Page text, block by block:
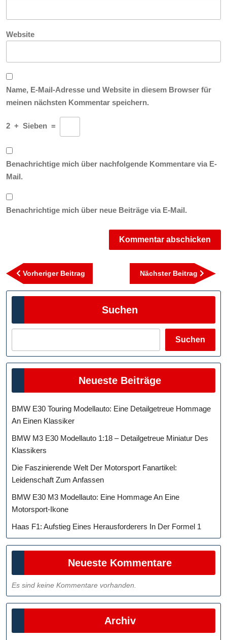
Website
Name, E-Mail-Adresse und Website in diesem Browser für
meinen nächsten Kommentar speichern.
2 + Sieben =
Benachrichtige mich über nachfolgende Kommentare via E-
Mail.
Benachrichtige mich über neue Beiträge via E-Mail.
Beitragsnavigation
Vorheriger Beitrag
Beitrag
Nächster Beitrag
Suchen
Suchen
Neueste Beiträge
BMW E30 Touring Modellauto: Eine Detailgetreue Hommage
An Einen Klassiker
BMW M3 E30 Modellauto 1:18 – Detailgetreue Miniatur Des
Klassikers
Die Faszinierende Welt Der Motorsport Fanartikel:
Leidenschaft Zum Anfassen
BMW E30 M3 Modellauto: Eine Hommage An Eine
Motorsport-Ikone
Haas F1: Aufstieg Eines Herausforderers In Der Formel 1
Neueste Kommentare
Es sind keine Kommentare vorhanden.
Archiv